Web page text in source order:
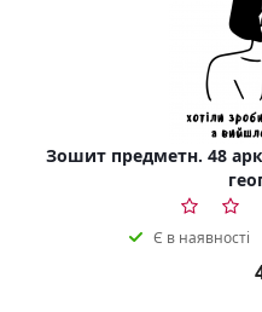
Зошит предметн. 48
Є в наявності